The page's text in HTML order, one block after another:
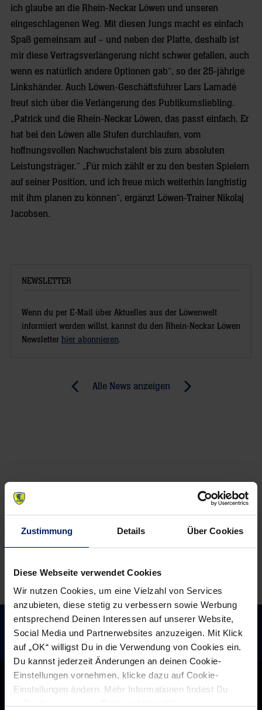
Zustimmung Details Über Cookies
Diese Webseite verwendet Cookies
Wir nutzen Cookies, um eine Vielzahl von Services
anzubieten, diese stetig zu verbessern sowie Werbung
entsprechend Deinen Interessen auf unserer Website,
Social Media und Partnerwebsites anzuzeigen. Mit Klick
auf „OK“ willigst Du in die Verwendung von Cookies ein.
Du kannst jederzeit Änderungen an deinen Cookie-
Einstellungen vornehmen, klicke dazu auf Cookie-
Einstellungen ändern. Mehr Informationen findest Du
ich glaube an die Rhein-Neckar Löwen und unseren
eingeschlagenen Weg. Mit diesen Jungs macht es einfach
Spaß gemeinsam auf – und neben der Platte, deshalb ist
mir diese Vertragsverlängerung nicht schwer gefallen, auch
wenn es natürlich andere Optionen gab“, so der 25-jährige
Linkshänder. Auch Löwen-Geschäftsführer Lars Lamadé
freut sich über die Verlängerung des Publikumsliebling.
„Patrick und die Rhein-Neckar Löwen, das passt einfach. Er
hat bei den Löwen alle Stufen durchlaufen, vom
hoffnungsvollen Nachwuchstalent bis zum absoluten
Leistungsträger.“ „Für mich zählt er zu den besten Spielern
auf seiner Position, und ich freue mich weiterhin langfristig
mit ihm planen zu können“, ergänzt Löwen-Trainer Nikolaj
Jacobsen.
NEWSLETTER
Wenn du per E-Mail über Aktuelles aus der Löwenwelt
informiert werden willst, kannst du den Rhein-Neckar Löwen
Newsletter hier abonnieren.
Alle News anzeigen
2014